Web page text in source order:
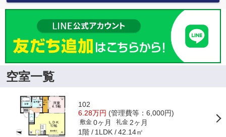
空室一覧
102
6.28万円 (管理費等：6,000円)
敷金 0ヶ月 礼金 2ヶ月
1階 1LDK 42.14㎡